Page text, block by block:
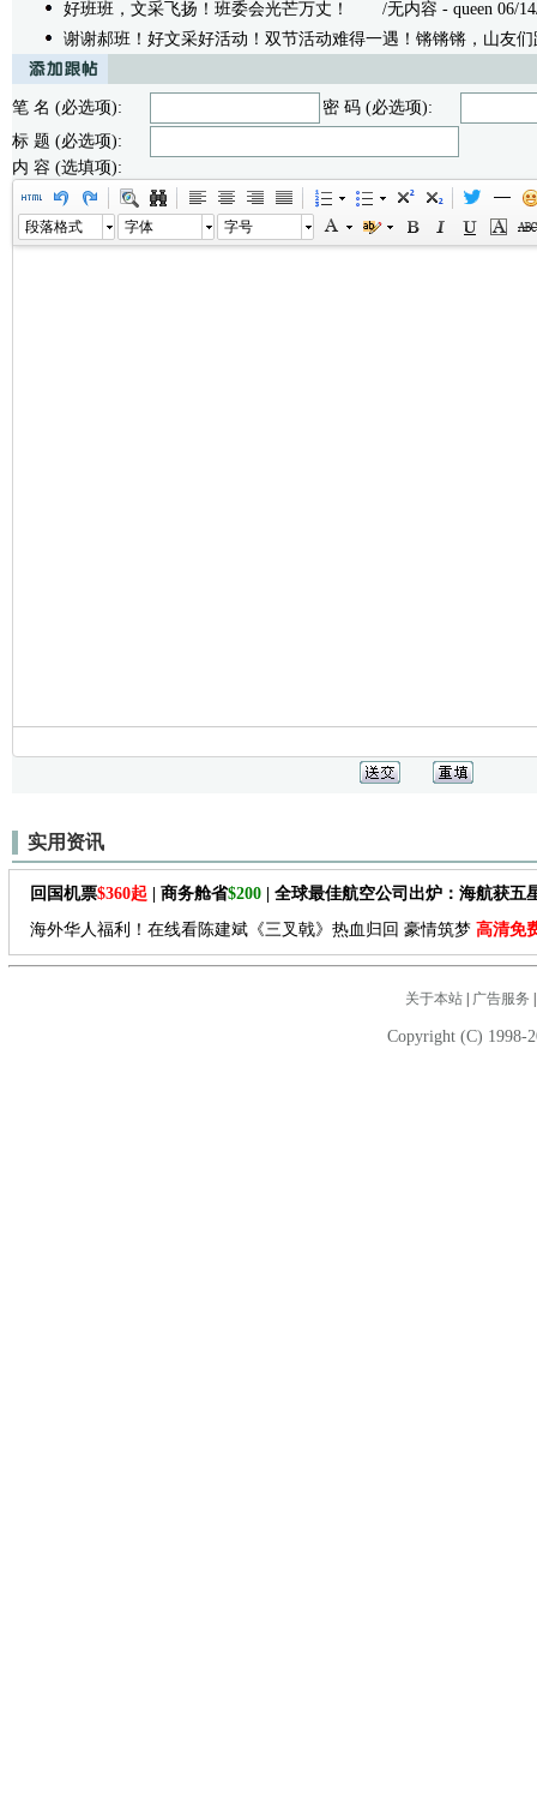
好班班，文采飞扬！班委会光芒万丈！
/无内容 - queen 06/
谢谢郝班！好文采好活动！双节活动难得一遇！锵锵锵，山友
笔 名 (必选项):
密 码 (必选项):
标 题 (必选项):
内 容 (选填项):
段落格式 字体 字号
实用资讯
回国机票$360起 | 商务舱省$200 | 全球最佳航空公司出炉：海航获五
海外华人福利！在线看陈建斌《三叉戟》热血归回 豪情筑梦 高清免
关于本站| 广告服务
Copyright (C) 1998-